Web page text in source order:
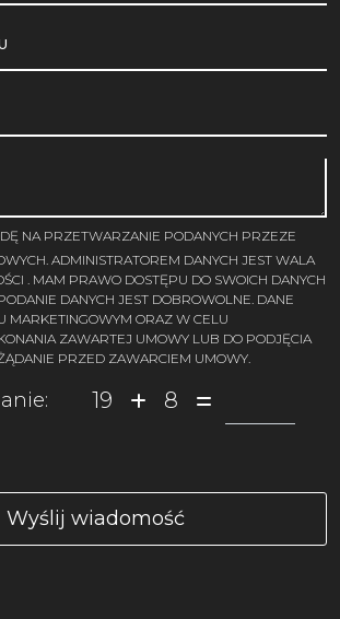
NA PRZETWARZANIE PODANYCH PRZEZE
ADMINISTRATOREM DANYCH JEST WALA
. MAM PRAWO DOSTĘPU DO SWOICH DANYCH
DANYCH JEST DOBROWOLNE. DANE
MARKETINGOWYM ORAZ W CELU
ZAWARTEJ UMOWY LUB DO PODJĘCIA
PRZED ZAWARCIEM UMOWY.
19 8